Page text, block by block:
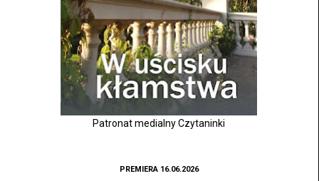
Patronat medialny Czytaninki
PREMIERA 16.06.2026